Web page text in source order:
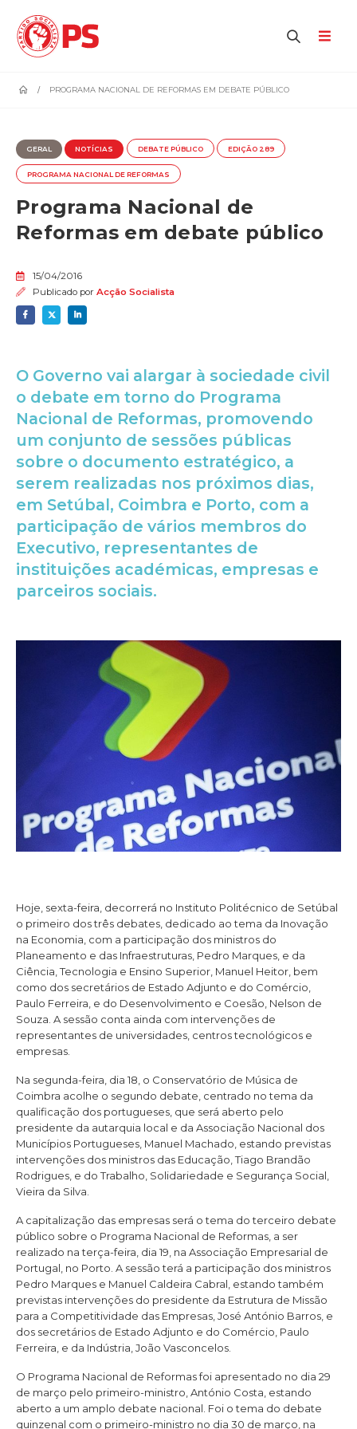
PROGRAMA NACIONAL DE REFORMAS EM DEBATE PÚBLICO
GERAL NOTÍCIAS DEBATE PÚBLICO EDIÇÃO 289
PROGRAMA NACIONAL DE REFORMAS
Programa Nacional de
Reformas em debate público
15/04/2016
Publicado por Acção Socialista
O Governo vai alargar à sociedade civil
o debate em torno do Programa
Nacional de Reformas, promovendo
um conjunto de sessões públicas
sobre o documento estratégico, a
serem realizadas nos próximos dias,
em Setúbal, Coimbra e Porto, com a
participação de vários membros do
Executivo, representantes de
instituições académicas, empresas e
parceiros sociais.
Hoje, sexta-feira, decorrerá no Instituto Politécnico de Setúbal
o primeiro dos três debates, dedicado ao tema da Inovação
na Economia, com a participação dos ministros do
Planeamento e das Infraestruturas, Pedro Marques, e da
Ciência, Tecnologia e Ensino Superior, Manuel Heitor, bem
como dos secretários de Estado Adjunto e do Comércio,
Paulo Ferreira, e do Desenvolvimento e Coesão, Nelson de
Souza. A sessão conta ainda com intervenções de
representantes de universidades, centros tecnológicos e
empresas.
Na segunda-feira, dia 18, o Conservatório de Música de
Coimbra acolhe o segundo debate, centrado no tema da
qualificação dos portugueses, que será aberto pelo
presidente da autarquia local e da Associação Nacional dos
Municípios Portugueses, Manuel Machado, estando previstas
intervenções dos ministros das Educação, Tiago Brandão
Rodrigues, e do Trabalho, Solidariedade e Segurança Social,
Vieira da Silva.
A capitalização das empresas será o tema do terceiro debate
público sobre o Programa Nacional de Reformas, a ser
realizado na terça-feira, dia 19, na Associação Empresarial de
Portugal, no Porto. A sessão terá a participação dos ministros
Pedro Marques e Manuel Caldeira Cabral, estando também
previstas intervenções do presidente da Estrutura de Missão
para a Competitividade das Empresas, José António Barros, e
dos secretários de Estado Adjunto e do Comércio, Paulo
Ferreira, e da Indústria, João Vasconcelos.
O Programa Nacional de Reformas foi apresentado no dia 29
de março pelo primeiro-ministro, António Costa, estando
aberto a um amplo debate nacional. Foi o tema do debate
quinzenal com o primeiro-ministro no dia 30 de março, na